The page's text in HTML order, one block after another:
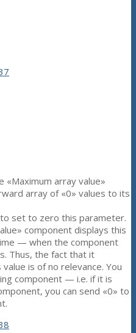
array value»
array of «0» values to its
set to zero this parameter.
component displays this
— when the component
Thus, the fact that it
is of no relevance. You
component — i.e. if it is
you can send «0» to